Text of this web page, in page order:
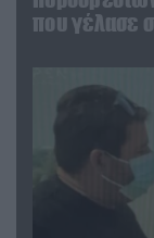
που γέλασε